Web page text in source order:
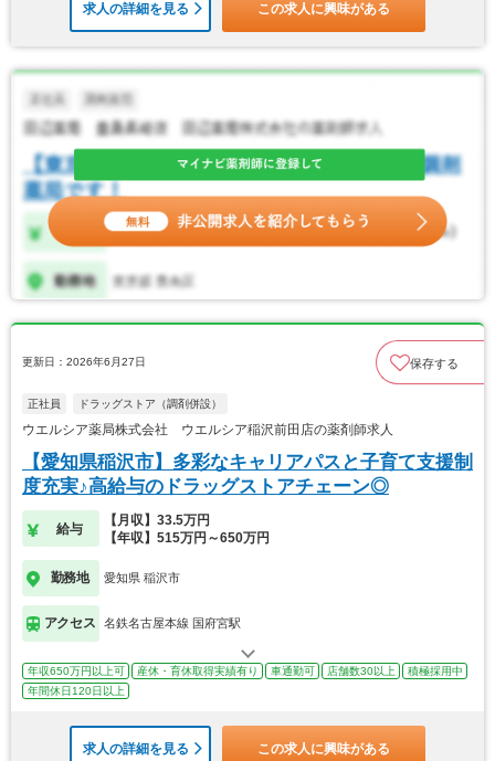
求人の詳細を見る この求人に興味がある
更新日：2026年6月27日 保存する
正社員 ドラッグストア（調剤併設）
ウエルシア薬局株式会社 ウエルシア稲沢前田店の薬剤師求人
【愛知県稲沢市】多彩なキャリアパスと子育て支援制
度充実♪高給与のドラッグストアチェーン◎
給与
【月収】33.5万円
【年収】515万円～650万円
勤務地 愛知県 稲沢市
アクセス 名鉄名古屋本線 国府宮駅
年収650万円以上可 産休・育休取得実績有り 車通勤可 店舗数30以上
積極採用中
年間休日120日以上
求人の詳細を見る この求人に興味がある